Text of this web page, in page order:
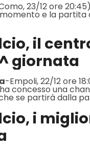
23/12 ore
e la
il
giornata
-Empoli, 22/12 ore
concesso una
se partirà dalla
i